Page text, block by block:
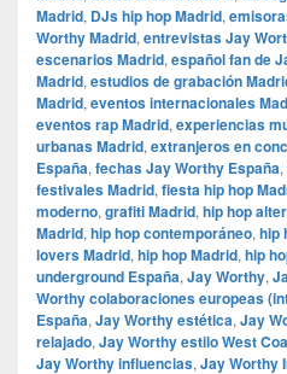
Madrid, DJs hip hop Madrid,
Worthy Madrid, entrevistas Jay
escenarios Madrid, español fan de
Madrid, estudios de grabación
Madrid, eventos internacionales
eventos rap Madrid, experiencias
urbanas Madrid, extranjeros en
España, fechas Jay Worthy España,
festivales Madrid, fiesta hip hop
moderno, grafiti Madrid, hip hop
Madrid, hip hop contemporáneo, hip
lovers Madrid, hip hop Madrid, hip
underground España, Jay Worthy,
Worthy colaboraciones europeas
España, Jay Worthy estética, Jay
relajado, Jay Worthy estilo West
Jay Worthy influencias, Jay Worthy